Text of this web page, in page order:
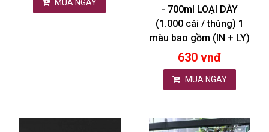
MUA NGAY
- 700ml LOẠI DÀY
(1.000 cái / thùng) 1
màu bao gồm (IN + LY)
630 vnđ
MUA NGAY